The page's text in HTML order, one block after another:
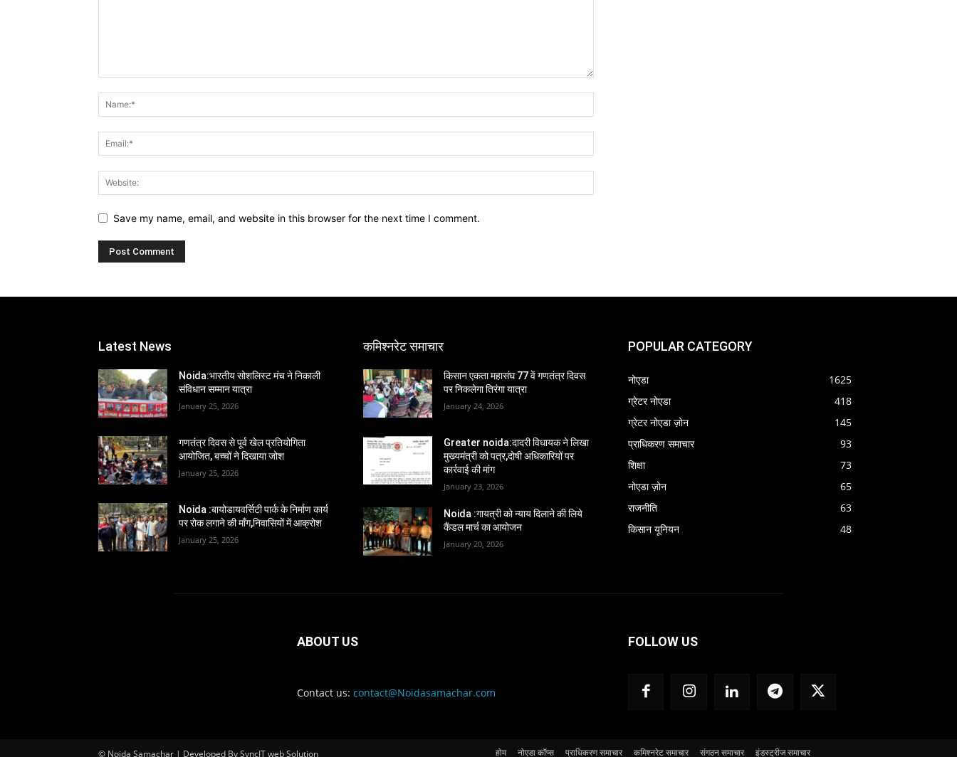
Save my name, email, and website in this browser for the next time I comment.
Latest News
Noida:भारतीय सोशलिस्ट मंच ने निकाली
संविधान सम्मान यात्रा
January 25, 2026
गणतंत्र दिवस से पूर्व खेल प्रतियोगिता
आयोजित, बच्चों ने दिखाया जोश
January 25, 2026
Noida :बायोडायवर्सिटी पार्क के निर्माण कार्य
पर रोक लगाने की माँग,निवासियों में आक्रोश
January 25, 2026
कमिश्नरेट समाचार
किसान एकता महासंघ 77 वें गणतंत्र दिवस
पर निकलेगा तिरंगा यात्रा
January 24, 2026
Greater noida:दादरी विधायक ने लिखा
मुख्यमंत्री को पत्र,दोषी अधिकारियों पर
कार्रवाई की मांग
January 23, 2026
Noida :गायत्री को न्याय दिलाने की लिये
कैंडल मार्च का आयोजन
January 20, 2026
POPULAR CATEGORY
नोएडा
1625
ग्रेटर नोएडा
418
ग्रेटर नोएडा ज़ोन
145
प्राधिकरण समाचार
93
शिक्षा
73
नोएडा ज़ोन
65
राजनीति
63
किसान यूनियन
48
ABOUT US
Contact us: contact@Noidasamachar.com
FOLLOW US
© Noida Samachar | Developed By SyncIT web Solution होम नोएडा कॉप्स प्राधिकरण समाचार कमिश्नरेट समाचार संगठन समाचार इंडस्ट्रीज समाचार